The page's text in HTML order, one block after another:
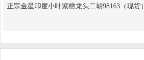
正宗金星印度小叶紫檀龙头二胡98163（现货）